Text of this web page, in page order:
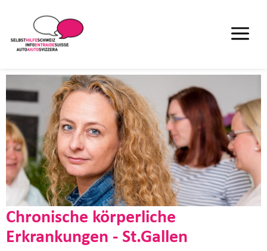
Chronische körperliche
Erkrankungen - St.Gallen